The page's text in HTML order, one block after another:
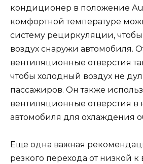
кондиционер в положение
комфортной температуре
систему рециркуляции, чтобы
воздух снаружи автомобиля.
вентиляционные отверстия
чтобы холодный воздух не
пассажиров. Он также
вентиляционные отверстия в
автомобиля для охлаждения
Еще одна важная
резкого перехода от низкой к